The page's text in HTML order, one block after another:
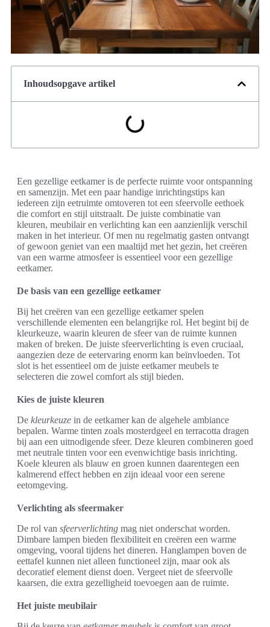
Inhoudsopgave artikel
Een gezellige eetkamer is de perfecte ruimte voor ontspanning
en samenzijn. Met een paar handige inrichtingstips kan
iedereen zijn eetruimte omtoveren tot een sfeervolle eethoek
die comfort en stijl uitstraalt. De juiste combinatie van
kleuren, meubilair en verlichting kan een aanzienlijk verschil
maken in het interieur. Of men nu regelmatig gasten ontvangt
of gewoon geniet van een maaltijd met het gezin, het creëren
van een warme atmosfeer is essentieel voor een gezellige
eetkamer.
De basis van een gezellige eetkamer
Bij het creëren van een gezellige eetkamer spelen
verschillende elementen een belangrijke rol. Het begint bij de
kleurkeuze, waarin kleuren de sfeer van de ruimte kunnen
maken of breken. De juiste sfeerverlichting is even cruciaal,
aangezien deze de eetervaring enorm kan beïnvloeden. Tot
slot is het essentieel om de juiste eetkamer meubels te
selecteren die zowel comfort als stijl bieden.
Kies de juiste kleuren
De kleurkeuze in de eetkamer kan de algehele ambiance
bepalen. Warme tinten zoals mosterdgeel en terracotta dragen
bij aan een uitnodigende sfeer. Deze kleuren combineren goed
met neutrale tinten voor een evenwichtige basis inrichting.
Koele kleuren als blauw en groen kunnen daarentegen een
kalmerend effect hebben en zijn ideaal voor een serene
eetomgeving.
Verlichting als sfeermaker
De rol van sfeerverlichting mag niet onderschat worden.
Dimbare lampen bieden flexibiliteit en creëren een warme
omgeving, vooral tijdens het dineren. Hanglampen boven de
eettafel kunnen niet alleen functioneel zijn, maar ook als
decoratief element dienst doen. Vergeet niet de sfeervolle
kaarsen, die extra gezelligheid toevoegen aan de ruimte.
Het juiste meubilair